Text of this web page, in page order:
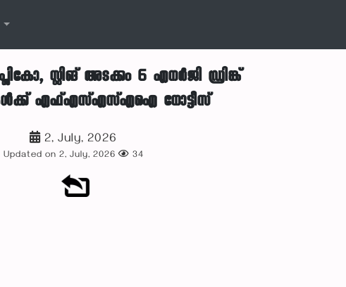
സ്റ്റിങ് അടക്കം 6 എനർജി ഡ്രിങ്ക്
എഫ്എസ്എസ്എഐ നോട്ടീസ്
2, July, 2026
Updated on 2, July, 2026 34